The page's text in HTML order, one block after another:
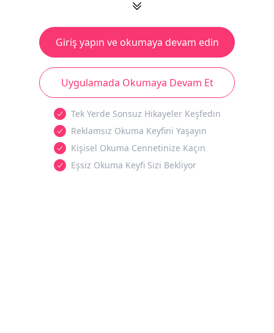
Giriş yapın ve okumaya devam edin
Uygulamada Okumaya Devam Et
Tek Yerde Sonsuz Hikayeler Keşfedin
Reklamsız Okuma Keyfini Yaşayın
Kişisel Okuma Cennetinize Kaçın
Eşsiz Okuma Keyfi Sizi Bekliyor